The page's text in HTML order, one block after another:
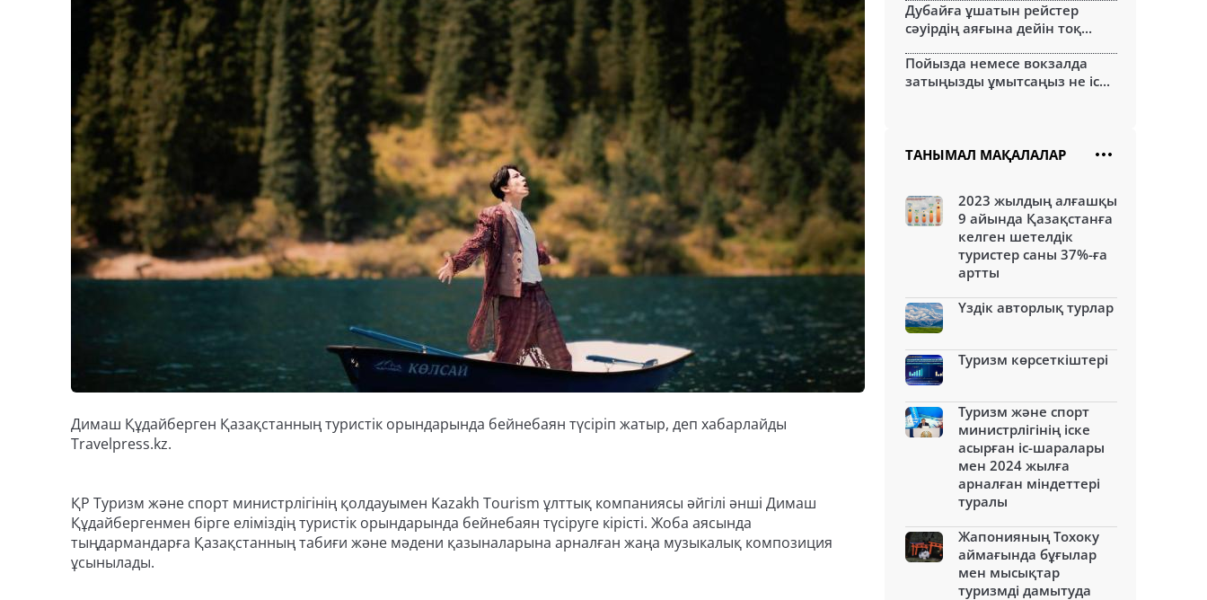
Димаш Құдайберген Қазақстанның туристік орындарында бейнебаян түсіріп жатыр, деп хабарлайды
Travelpress.kz.
ҚР Туризм және спорт министрлігінің қолдауымен Kazakh Tourism ұлттық компаниясы әйгілі әнші Димаш
Құдайбергенмен бірге еліміздің туристік орындарында бейнебаян түсіруге кірісті. Жоба аясында
тыңдармандарға Қазақстанның табиғи және мәдени қазыналарына арналған жаңа музыкалық композиция
ұсынылады.
Дубайға ұшатын рейстер
сәуірдің аяғына дейін тоқ...
Пойызда немесе вокзалда
затыңызды ұмытсаңыз не іс...
ТАНЫМАЛ МАҚАЛАЛАР
2023 жылдың алғашқы
9 айында Қазақстанға
келген шетелдік
туристер саны 37%-ға
артты
Үздік авторлық турлар
Туризм көрсеткіштері
Туризм және спорт
министрлігінің іске
асырған іс-шаралары
мен 2024 жылға
арналған міндеттері
туралы
Жапонияның Тохоку
аймағында бұғылар
мен мысықтар
туризмді дамытуда